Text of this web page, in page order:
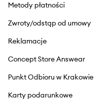
Metody płatności
Zwroty/odstąp od umowy
Reklamacje
Concept Store Answear
Punkt Odbioru w Krakowie
Karty podarunkowe